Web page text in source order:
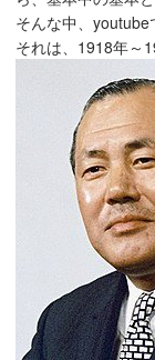
そんな中、youtube
それは、1918年～